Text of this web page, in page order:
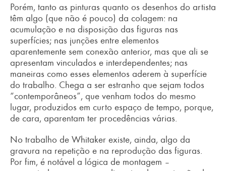
Porém, tanto as pinturas quanto os desenhos do artista
têm algo (que não é pouco) da colagem: na
acumulação e na disposição das figuras nas
superfícies; nas junções entre elementos
aparentemente sem conexão anterior, mas que ali se
apresentam vinculados e interdependentes; nas
maneiras como esses elementos aderem à superfície
do trabalho. Chega a ser estranho que sejam todos
“contemporâneos”, que venham todos do mesmo
lugar, produzidos em curto espaço de tempo, porque,
de cara, aparentam ter procedências várias.
No trabalho de Whitaker existe, ainda, algo da
gravura na repetição e na reprodução das figuras.
Por fim, é notável a lógica de montagem –